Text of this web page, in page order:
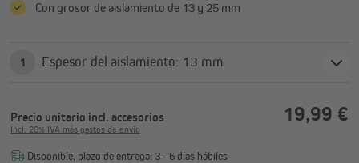
Con grosor de aislamiento de 13 y 25 mm
1 Espesor del aislamiento: 13 mm
Precio unitario incl. accesorios 19,99 €
Incl. 20% IVA más gastos de envío
Disponible, plazo de entrega: 3 - 6 días hábiles